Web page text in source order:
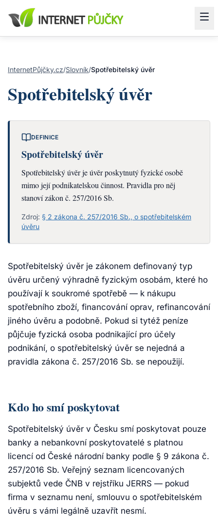
InternetPůjčky.cz/Slovník/Spotřebitelský úvěr
Spotřebitelský úvěr
DEFINICE
Spotřebitelský úvěr
Spotřebitelský úvěr je úvěr poskytnutý fyzické osobě
mimo její podnikatelskou činnost. Pravidla pro něj
stanoví zákon č. 257/2016 Sb.
Zdroj: § 2 zákona č. 257/2016 Sb., o spotřebitelském
úvěru
Spotřebitelský úvěr je zákonem definovaný typ
úvěru určený výhradně fyzickým osobám, které ho
používají k soukromé spotřebě — k nákupu
spotřebního zboží, financování oprav, refinancování
jiného úvěru a podobně. Pokud si tytéž peníze
půjčuje fyzická osoba podnikající pro účely
podnikání, o spotřebitelský úvěr se nejedná a
pravidla zákona č. 257/2016 Sb. se nepoužijí.
Kdo ho smí poskytovat
Spotřebitelský úvěr v Česku smí poskytovat pouze
banky a nebankovní poskytovatelé s platnou
licencí od České národní banky podle § 9 zákona č.
257/2016 Sb. Veřejný seznam licencovaných
subjektů vede ČNB v rejstříku JERRS — pokud
firma v seznamu není, smlouvu o spotřebitelském
úvěru s vámi legálně uzavřít nesmí.